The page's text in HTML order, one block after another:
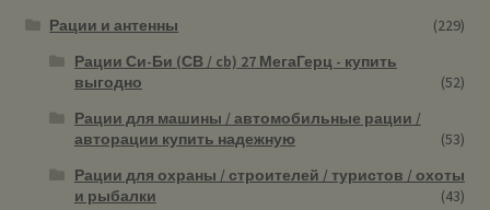
Рации и антенны
(229)
Рации Си-Би (СВ / cb) 27 МегаГерц - купить
выгодно
(52)
Рации для машины / автомобильные рации /
авторации купить надежную
(53)
Рации для охраны / строителей / туристов / охоты
и рыбалки
(43)